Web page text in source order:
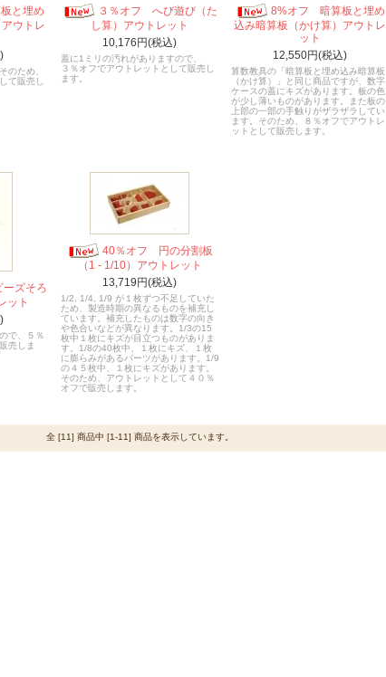
と埋め
ウトレ
のため、
て販売し
３％オフ へび遊び（た
し算）アウトレット
10,176円(税込)
蓋に1ミリの汚れがありますので、
３％オフでアウトレットとして販売し
ます。
8%オフ 暗算板と埋め
込み暗算板（かけ算）アウトレ
ット
12,550円(税込)
算数教具の「暗算板と埋め込み暗算板
（かけ算）」と同じ商品ですが、数字
ケースの蓋にキズがあります。板の色
が少し薄いものがあります。また板の
上部の一部の手触りがザラザラしてい
ます。そのため、８％オフでアウトレ
ットとして販売します。
ズそろ
ット
で、５％
売しま
40％オフ 円の分割板
（1 - 1/10）アウトレット
13,719円(税込)
1/2, 1/4, 1/9 が１枚ずつ不足していた
ため、製造時期の異なるものを補充し
ています。補充したものは数字の向き
や色合いなどが異なります。1/3の15
枚中１枚にキズが目立つものがありま
す。1/8の40枚中、１枚にキズ、１枚
に膨らみがあるパーツがあります。1/9
の４５枚中、１枚にキズがあります。
そのため、アウトレットとして４０％
オフで販売します。
全 [11] 商品中 [1-11] 商品を表示しています。